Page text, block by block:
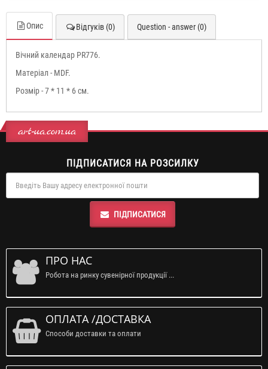
Опис Відгуків (0) Question - answer (0)
Вічний календар PR776.
Матеріал - MDF.
Розмір - 7 * 11 * 6 см.
art-ua.com.ua
ПІДПИСАТИСЯ НА РОЗСИЛКУ
ПІДПИСАТИСЯ
ПРО НАС
Робота на ринку сувенірної продукції ...
ОПЛАТА /ДОСТАВКА
Способи доставки та оплати